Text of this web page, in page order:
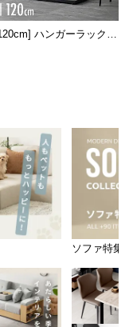
ハンガーラック
段階高さ調節 サイドフ
ンラック シンプル
ソファ特集